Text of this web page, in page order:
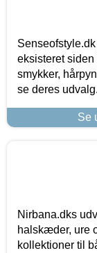
eksisteret
smykker,
se deres udvalg.
Se
Nirbana.dks
halskæder, ure
kollektioner til